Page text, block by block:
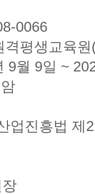
0066
평생교육
9월 9일 ~
업진흥법 제